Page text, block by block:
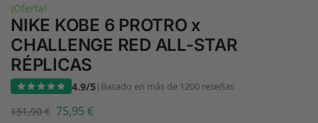
¡Oferta!
NIKE KOBE 6 PROTRO x
CHALLENGE RED ALL-STAR
RÉPLICAS
4.9/5| Basado en más de 1200 reseñas
151,90€ 75,95 €